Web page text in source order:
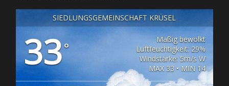
SIEDLUNGSGEMEINSCHAFT KRÜSEL
33°
Mäßig bewölkt
Luftfeuchtigkeit: 29%
Windstärke: 5m/s W
MAX 33 • MIN 14